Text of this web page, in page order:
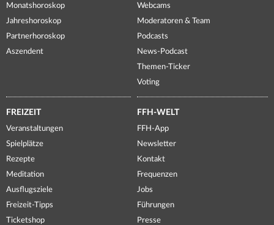
Monatshoroskop
Jahreshoroskop
Partnerhoroskop
Aszendent
Webcams
Moderatoren & Team
Podcasts
News-Podcast
Themen-Ticker
Voting
FREIZEIT
Veranstaltungen
Spielplätze
Rezepte
Meditation
Ausflugsziele
Freizeit-Tipps
Ticketshop
FFH-WELT
FFH-App
Newsletter
Kontakt
Frequenzen
Jobs
Führungen
Presse